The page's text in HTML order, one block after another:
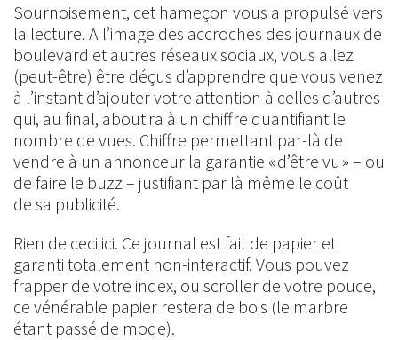
Sournoisement, cet hameçon vous a propulsé vers
la lecture. A l’image des accroches des journaux de
boulevard et autres réseaux sociaux, vous allez
(peut-être) être déçus d’apprendre que vous venez
à l’instant d’ajouter votre attention à celles d’autres
qui, au final, aboutira à un chiffre quantifiant le
nombre de vues. Chiffre permettant par-là de
vendre à un annonceur la garantie « d’être vu » – ou
de faire le buzz – justifiant par là même le coût
de sa publicité.
Rien de ceci ici. Ce journal est fait de papier et
garanti totalement non-interactif. Vous pouvez
frapper de votre index, ou scroller de votre pouce,
ce vénérable papier restera de bois (le marbre
étant passé de mode).